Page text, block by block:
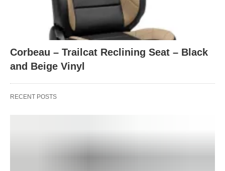
Corbeau – Trailcat Reclining Seat – Black
and Beige Vinyl
RECENT POSTS